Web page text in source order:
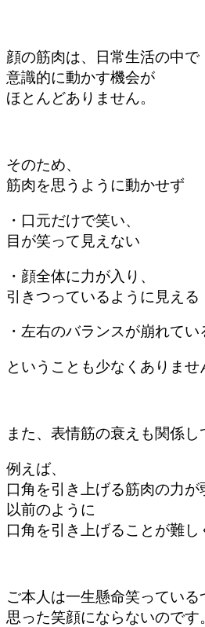
顔の筋肉は、日常生活の中で
意識的に動かす機会が
ほとんどありません。
そのため、
筋肉を思うように動かせず
・口元だけで笑い、
目が笑って見えない
・顔全体に力が入り、
引きつっているように見える
・左右のバランスが崩れてい
ということも少なくありませ
また、表情筋の衰えも関係し
例えば、
口角を引き上げる筋肉の力が
以前のように
口角を引き上げることが難し
ご本人は一生懸命笑っている
思った笑顔にならないのです